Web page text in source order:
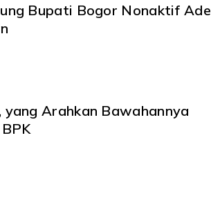
Bupati Bogor Nonaktif Ade
yang Arahkan Bawahannya